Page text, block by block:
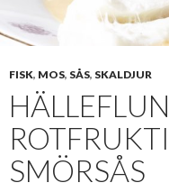
FISK, MOS, SÅS, SKALDJUR
SMÖRSÅS